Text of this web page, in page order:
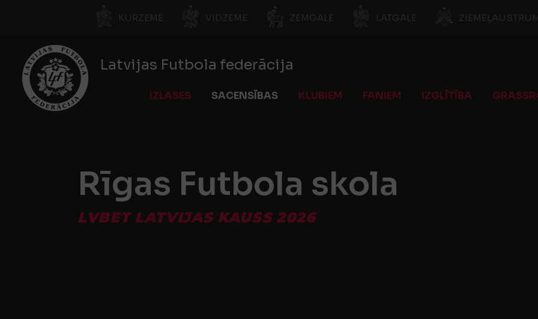
KURZEME VIDZEME ZEMGALE LATGALE
Latvijas Futbola federācija
IZLASES SACENSĪBAS KLUBIEM FANIEM IZGLĪTĪBA
Rīgas Futbola skola
LVBET LATVIJAS KAUSS 2026